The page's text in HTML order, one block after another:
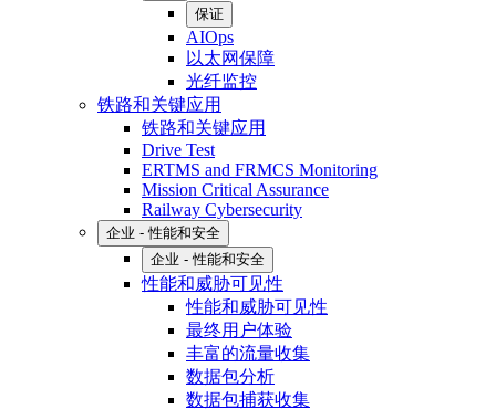
保证
AIOps
以太网保障
光纤监控
铁路和关键应用
铁路和关键应用
Drive Test
ERTMS and FRMCS Monitoring
Mission Critical Assurance
Railway Cybersecurity
企业 - 性能和安全
企业 - 性能和安全
性能和威胁可见性
性能和威胁可见性
最终用户体验
丰富的流量收集
数据包分析
数据包捕获收集